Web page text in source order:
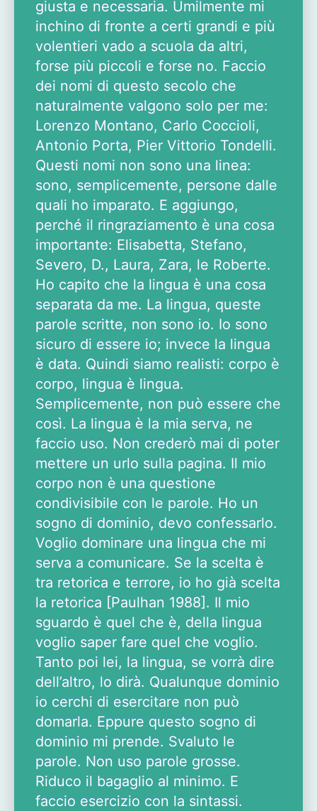
giusta e necessaria. Umilmente mi
inchino di fronte a certi grandi e più
volentieri vado a scuola da altri,
forse più piccoli e forse no. Faccio
dei nomi di questo secolo che
naturalmente valgono solo per me:
Lorenzo Montano, Carlo Coccioli,
Antonio Porta, Pier Vittorio Tondelli.
Questi nomi non sono una linea:
sono, semplicemente, persone dalle
quali ho imparato. E aggiungo,
perché il ringraziamento è una cosa
importante: Elisabetta, Stefano,
Severo, D., Laura, Zara, le Roberte.
Ho capito che la lingua è una cosa
separata da me. La lingua, queste
parole scritte, non sono io. Io sono
sicuro di essere io; invece la lingua
è data. Quindi siamo realisti: corpo è
corpo, lingua è lingua.
Semplicemente, non può essere che
così. La lingua è la mia serva, ne
faccio uso. Non crederò mai di poter
mettere un urlo sulla pagina. Il mio
corpo non è una questione
condivisibile con le parole. Ho un
sogno di dominio, devo confessarlo.
Voglio dominare una lingua che mi
serva a comunicare. Se la scelta è
tra retorica e terrore, io ho già scelta
la retorica [Paulhan 1988]. Il mio
sguardo è quel che è, della lingua
voglio saper fare quel che voglio.
Tanto poi lei, la lingua, se vorrà dire
dell’altro, lo dirà. Qualunque dominio
io cerchi di esercitare non può
domarla. Eppure questo sogno di
dominio mi prende. Svaluto le
parole. Non uso parole grosse.
Riduco il bagaglio al minimo. E
faccio esercizio con la sintassi.